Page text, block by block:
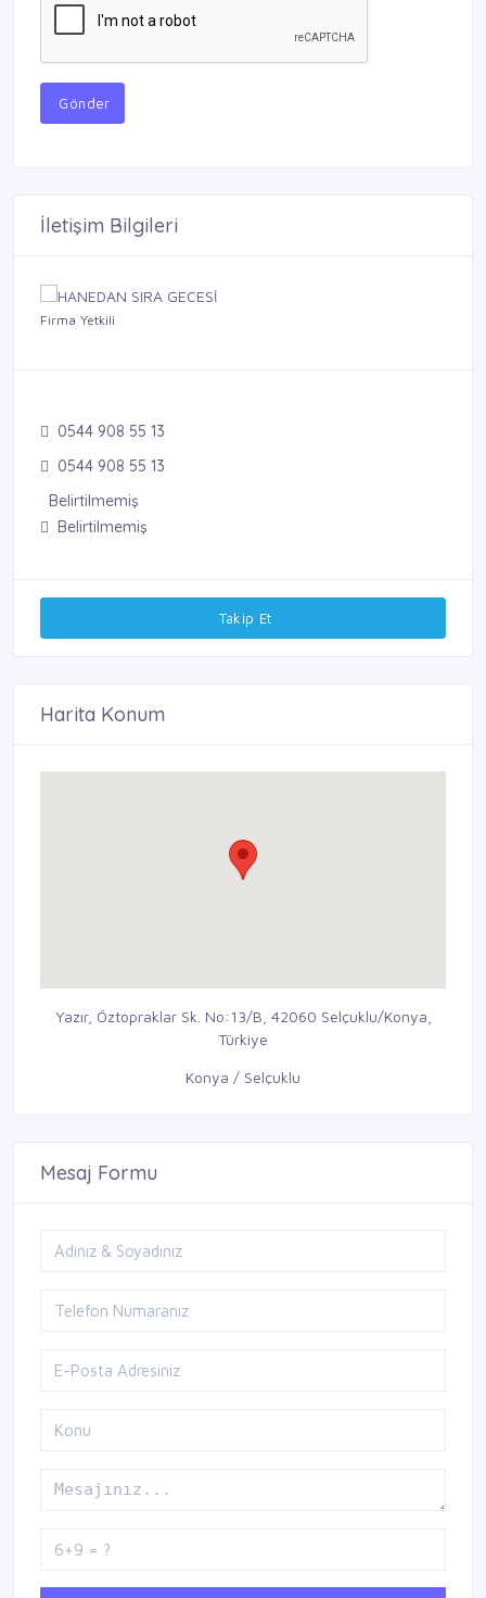
Gönder
İletişim Bilgileri
Firma Yetkili
0544 908 55 13
0544 908 55 13
Belirtilmemiş
Belirtilmemiş
Takip Et
Harita Konum
Yazır, Öztopraklar Sk. No:13/B, 42060 Selçuklu/Konya,
Türkiye
Konya / Selçuklu
Mesaj Formu